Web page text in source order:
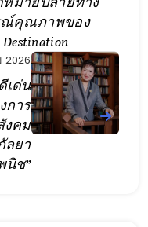
ณ์คุณภาพของ
2026
เด่น
การ
งคม
ลยา
นิช”